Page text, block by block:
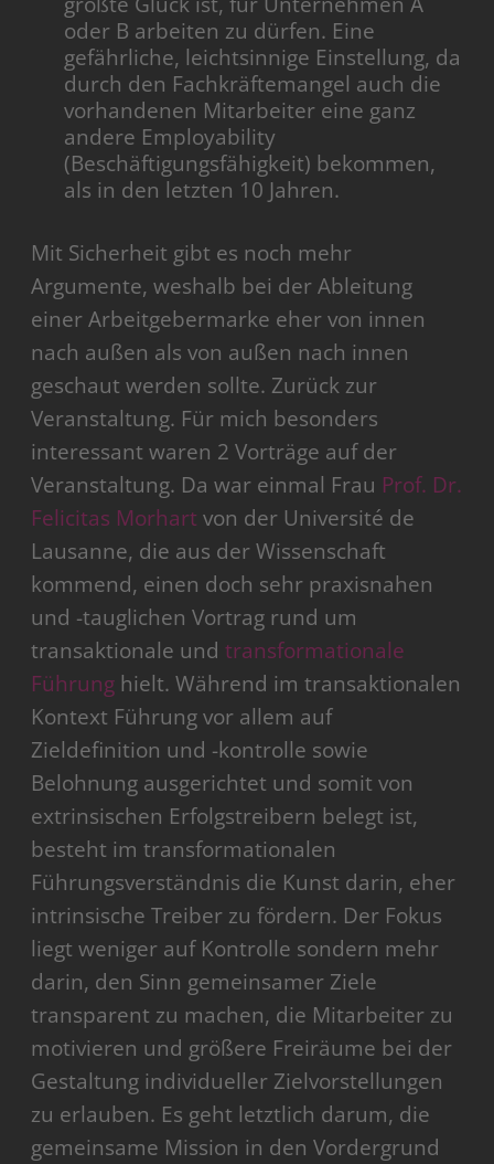
oder B arbeiten zu dürfen. Eine
gefährliche, leichtsinnige Einstellung, da
durch den Fachkräftemangel auch die
vorhandenen Mitarbeiter eine ganz
andere Employability
(Beschäftigungsfähigkeit) bekommen,
als in den letzten 10 Jahren.
Mit Sicherheit gibt es noch mehr
Argumente, weshalb bei der Ableitung
einer Arbeitgebermarke eher von innen
nach außen als von außen nach innen
geschaut werden sollte. Zurück zur
Veranstaltung. Für mich besonders
interessant waren 2 Vorträge auf der
Veranstaltung. Da war einmal Frau Prof. Dr.
Felicitas Morhartvon der Université de
Lausanne, die aus der Wissenschaft
kommend, einen doch sehr praxisnahen
und -tauglichen Vortrag rund um
transaktionale undtransformationale
Führung hielt. Während im transaktionalen
Kontext Führung vor allem auf
Zieldefinition und -kontrolle sowie
Belohnung ausgerichtet und somit von
extrinsischen Erfolgstreibern belegt ist,
besteht im transformationalen
Führungsverständnis die Kunst darin, eher
intrinsische Treiber zu fördern. Der Fokus
liegt weniger auf Kontrolle sondern mehr
darin, den Sinn gemeinsamer Ziele
transparent zu machen, die Mitarbeiter zu
motivieren und größere Freiräume bei der
Gestaltung individueller Zielvorstellungen
zu erlauben. Es geht letztlich darum, die
gemeinsame Mission in den Vordergrund